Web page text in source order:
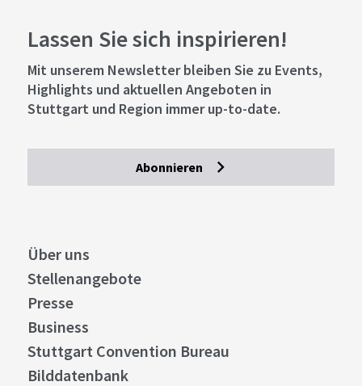
Lassen Sie sich inspirieren!
Mit unserem Newsletter bleiben Sie zu Events,
Highlights und aktuellen Angeboten in
Stuttgart und Region immer up-to-date.
Abonnieren
Über uns
Stellenangebote
Presse
Business
Stuttgart Convention Bureau
Bilddatenbank